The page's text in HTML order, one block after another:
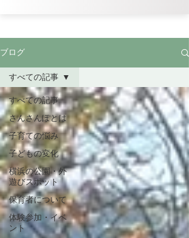
ブログ
すべての記事
さんさんぽとは
子育ての悩み
子どもの変化
横浜の公園・外
遊びスポット
保育者について
体験参加・イベ
ント
すべての記事